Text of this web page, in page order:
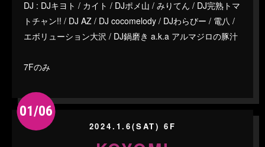
DJ : DJキヨト / カイト / DJポメ山 / みりてん / DJ完熟トマ
トチャン!! / DJ AZ / DJ cocomelody / DJわらびー / 電八 /
エボリューション大沢 / DJ鍋磨き a.k.a アルマジロの豚汁
7Fのみ
01/06
2024.1.6(SAT) 6F